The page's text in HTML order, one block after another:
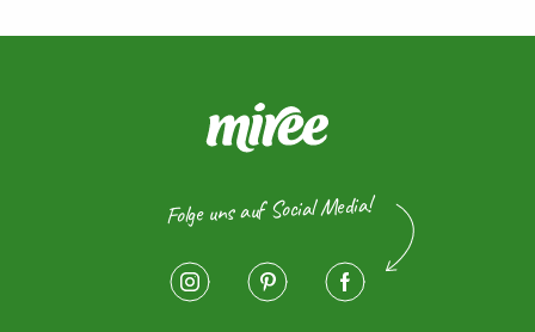
Folge uns auf Social Media!